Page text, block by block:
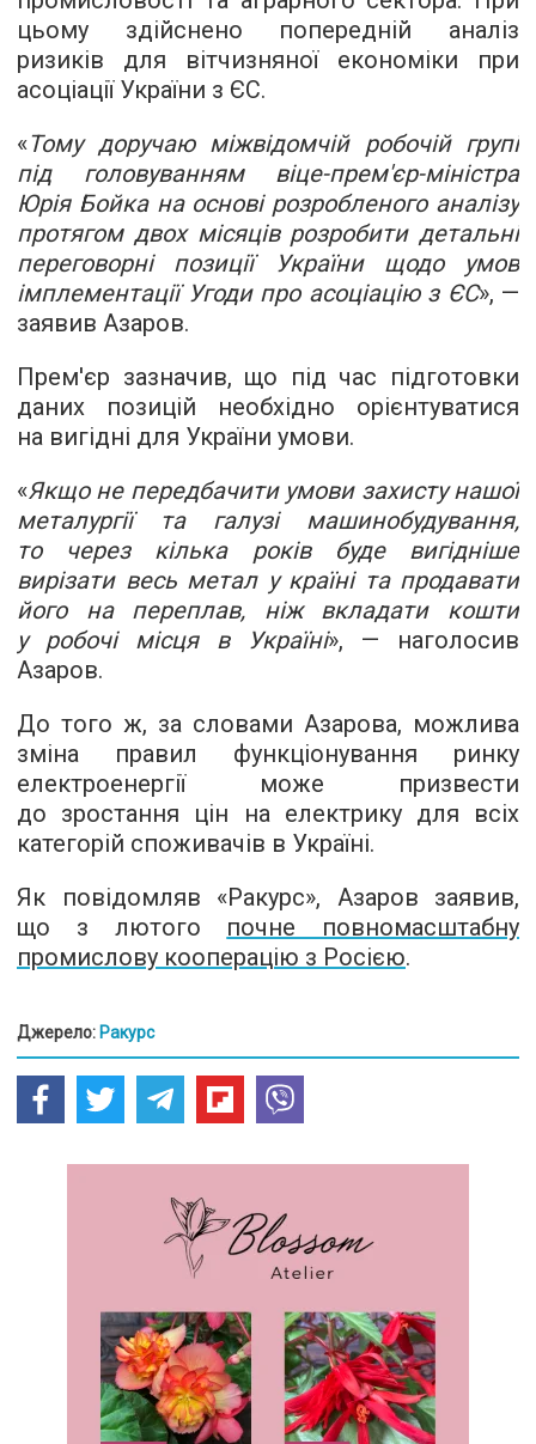
цьому здійснено попередній аналіз
ризиків для вітчизняної економіки при
асоціації України з ЄС.
«Тому доручаю міжвідомчій робочій групі
під головуванням віце-прем'єр-міністра
Юрія Бойка на основі розробленого аналізу
протягом двох місяців розробити детальні
переговорні позиції України щодо умов
імплементації Угоди про асоціацію з ЄС», —
заявив Азаров.
Прем'єр зазначив, що під час підготовки
даних позицій необхідно орієнтуватися
на вигідні для України умови.
«Якщо не передбачити умови захисту нашої
металургії та галузі машинобудування,
то через кілька років буде вигідніше
вирізати весь метал у країні та продавати
його на переплав, ніж вкладати кошти
у робочі місця в Україні», — наголосив
Азаров.
До того ж, за словами Азарова, можлива
зміна правил функціонування ринку
електроенергії може призвести
до зростання цін на електрику для всіх
категорій споживачів в Україні.
Як повідомляв «Ракурс», Азаров заявив,
що з лютого почне повномасштабну
промислову кооперацію з Росією.
Джерело: Ракурс